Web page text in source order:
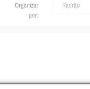
Organizar
por: